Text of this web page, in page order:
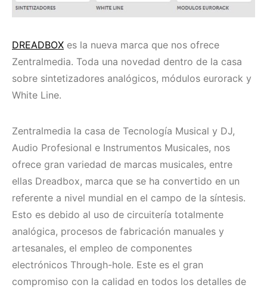
DREADBOX es la nueva marca que nos ofrece
Zentralmedia. Toda una novedad dentro de la casa
sobre sintetizadores analógicos, módulos eurorack y
White Line.
Zentralmedia la casa de Tecnología Musical y DJ,
Audio Profesional e Instrumentos Musicales, nos
ofrece gran variedad de marcas musicales, entre
ellas Dreadbox, marca que se ha convertido en un
referente a nivel mundial en el campo de la síntesis.
Esto es debido al uso de circuitería totalmente
analógica, procesos de fabricación manuales y
artesanales, el empleo de componentes
electrónicos Through-hole. Este es el gran
compromiso con la calidad en todos los detalles de